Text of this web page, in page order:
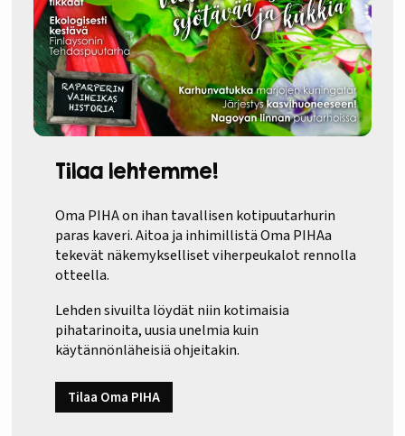
Tilaa lehtemme!
Oma PIHA on ihan tavallisen kotipuutarhurin
paras kaveri. Aitoa ja inhimillistä Oma PIHAa
tekevät näkemykselliset viherpeukalot rennolla
otteella.
Lehden sivuilta löydät niin kotimaisia
pihatarinoita, uusia unelmia kuin
käytännönläheisiä ohjeitakin.
Tilaa Oma PIHA